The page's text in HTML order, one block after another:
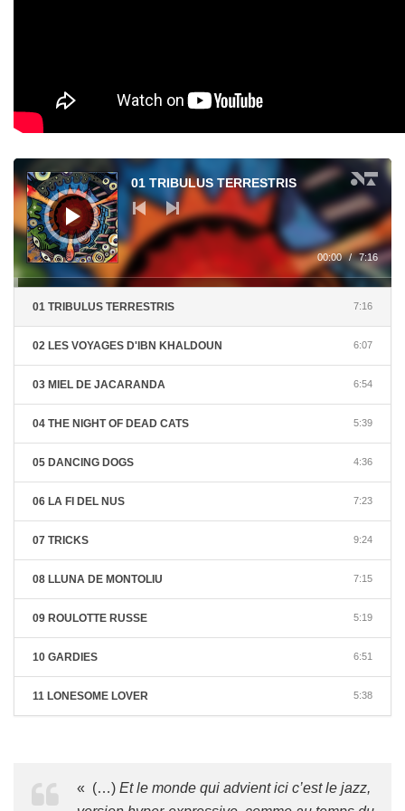
01 TRIBULUS TERRESTRIS
00:00 / 7:16
01 TRIBULUS TERRESTRIS 7:16
02 LES VOYAGES D'IBN KHALDOUN 6:07
03 MIEL DE JACARANDA 6:54
04 THE NIGHT OF DEAD CATS 5:39
05 DANCING DOGS 4:36
06 LA FI DEL NUS 7:23
07 TRICKS 9:24
08 LLUNA DE MONTOLIU 7:15
09 ROULOTTE RUSSE 5:19
10 GARDIES 6:51
11 LONESOME LOVER 5:38
« (…) Et le monde qui advient ici c’est le jazz,